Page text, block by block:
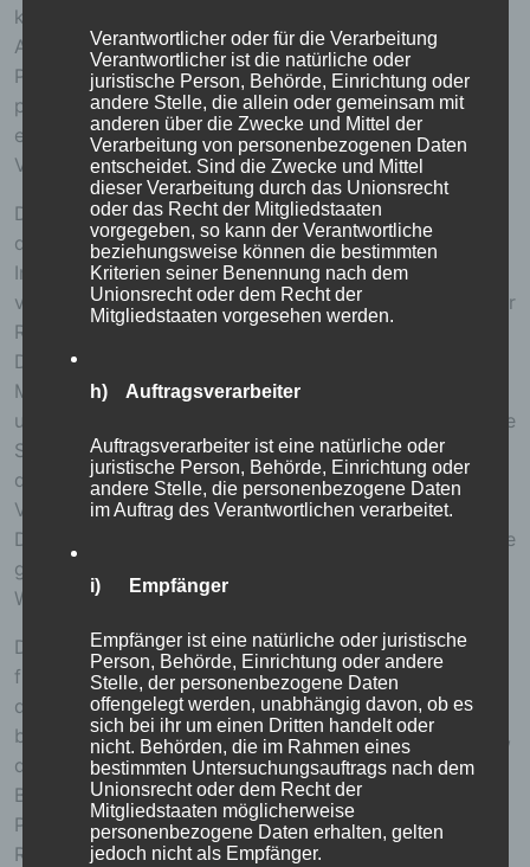
kann die Weitergabe an einen oder mehrere
Auftragsverarbeiter, beispielsweise einen
Paketdienstleister, veranlassen, der die
personenbezogenen Daten ebenfalls ausschließlich für
eine interne Verwendung, die dem für die Verarbeitung
Verantwortlichen zuzurechnen ist, nutzt.
Durch eine Registrierung auf der Internetseite des für
die Verarbeitung Verantwortlichen wird ferner die vom
Internet-Service-Provider (ISP) der betroffenen Person
vergebene IP-Adresse, das Datum sowie die Uhrzeit der
Registrierung gespeichert. Die Speicherung dieser
Daten erfolgt vor dem Hintergrund, dass nur so der
Missbrauch unserer Dienste verhindert werden kann,
und diese Daten im Bedarfsfall ermöglichen, begangene
Straftaten aufzuklären. Insofern ist die Speicherung
dieser Daten zur Absicherung des für die Verarbeitung
Verantwortlichen erforderlich. Eine Weitergabe dieser
Daten an Dritte erfolgt grundsätzlich nicht, sofern keine
gesetzliche Pflicht zur Weitergabe besteht oder die
Weitergabe der Strafverfolgung dient.
Die Registrierung der betroffenen Person unter
freiwilliger Angabe personenbezogener Daten dient
dem für die Verarbeitung Verantwortlichen dazu, der
betroffenen Person Inhalte oder Leistungen anzubieten,
die aufgrund der Natur der Sache nur registrierten
Benutzern angeboten werden können. Registrierten
Personen steht die Möglichkeit frei, die bei der
Registrierung angegebenen personenbezogenen Daten
Verantwortlicher oder für die Verarbeitung
Verantwortlicher ist die natürliche oder
juristische Person, Behörde, Einrichtung oder
andere Stelle, die allein oder gemeinsam mit
anderen über die Zwecke und Mittel der
Verarbeitung von personenbezogenen Daten
entscheidet. Sind die Zwecke und Mittel
dieser Verarbeitung durch das Unionsrecht
oder das Recht der Mitgliedstaaten
vorgegeben, so kann der Verantwortliche
beziehungsweise können die bestimmten
Kriterien seiner Benennung nach dem
Unionsrecht oder dem Recht der
Mitgliedstaaten vorgesehen werden.
h) Auftragsverarbeiter
Auftragsverarbeiter ist eine natürliche oder
juristische Person, Behörde, Einrichtung oder
andere Stelle, die personenbezogene Daten
im Auftrag des Verantwortlichen verarbeitet.
i) Empfänger
Empfänger ist eine natürliche oder juristische
Person, Behörde, Einrichtung oder andere
Stelle, der personenbezogene Daten
offengelegt werden, unabhängig davon, ob es
sich bei ihr um einen Dritten handelt oder
nicht. Behörden, die im Rahmen eines
bestimmten Untersuchungsauftrags nach dem
Unionsrecht oder dem Recht der
Mitgliedstaaten möglicherweise
personenbezogene Daten erhalten, gelten
jedoch nicht als Empfänger.